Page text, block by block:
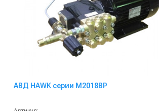
АВД HAWK серии M2018BP